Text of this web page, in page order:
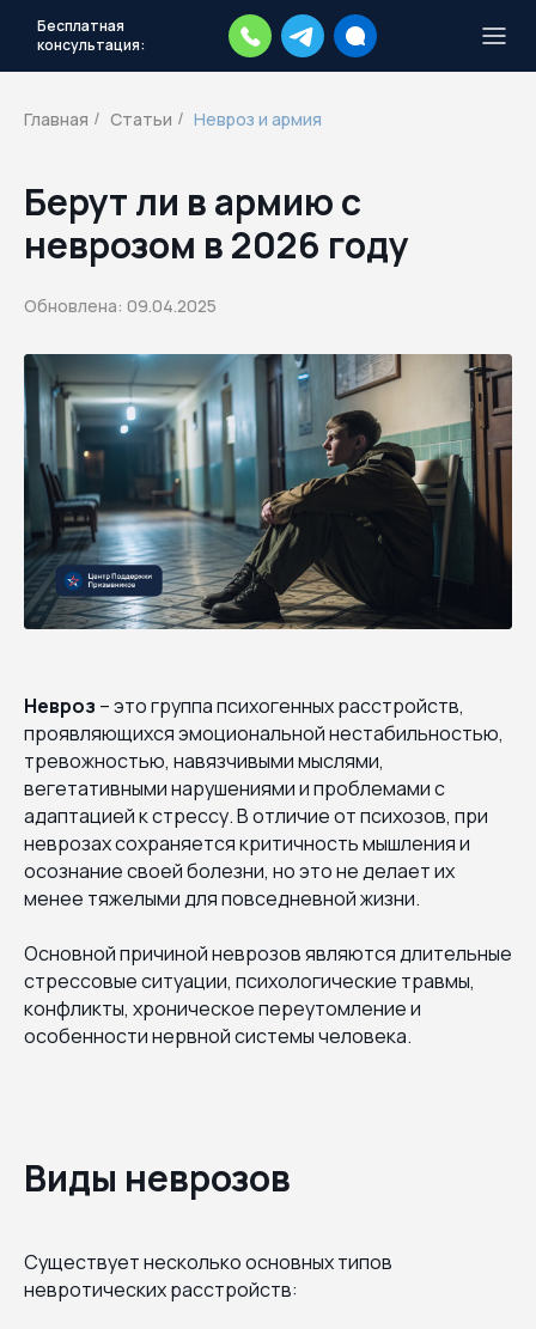
Бесплатная
консультация:
Главная / Статьи / Невроз и армия
Берут ли в армию с
неврозом в 2026 году
Обновлена: 09.04.2025
Невроз – это группа психогенных расстройств,
проявляющихся эмоциональной нестабильностью,
тревожностью, навязчивыми мыслями,
вегетативными нарушениями и проблемами с
адаптацией к стрессу. В отличие от психозов, при
неврозах сохраняется критичность мышления и
осознание своей болезни, но это не делает их
менее тяжелыми для повседневной жизни.
Основной причиной неврозов являются длительные
стрессовые ситуации, психологические травмы,
конфликты, хроническое переутомление и
особенности нервной системы человека.
Виды неврозов
Существует несколько основных типов
невротических расстройств:
каждый день.
действий